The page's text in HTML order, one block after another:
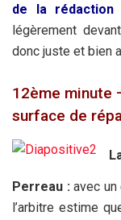
de la rédaction
légèrement
donc juste et bien
12ème minute
surface de
Perreau : avec un
l’arbitre estime